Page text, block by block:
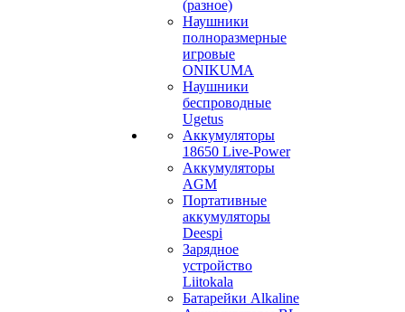
(разное)
Наушники
полноразмерные
игровые
ONIKUMA
Наушники
беспроводные
Ugetus
Аккумуляторы
18650 Live-Power
Аккумуляторы
АGM
Портативные
аккумуляторы
Deespi
Зарядное
устройство
Liitokala
Батарейки Alkaline